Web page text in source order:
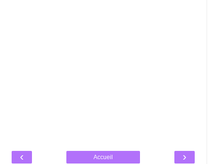
‹ ›
Accueil